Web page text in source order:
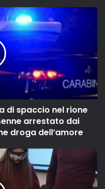
di spaccio nel rione
arrestato dai
droga dell’amore